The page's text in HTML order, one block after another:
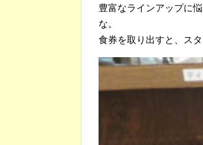
豊富なラインアップに
な。
食券を取り出すと、ス